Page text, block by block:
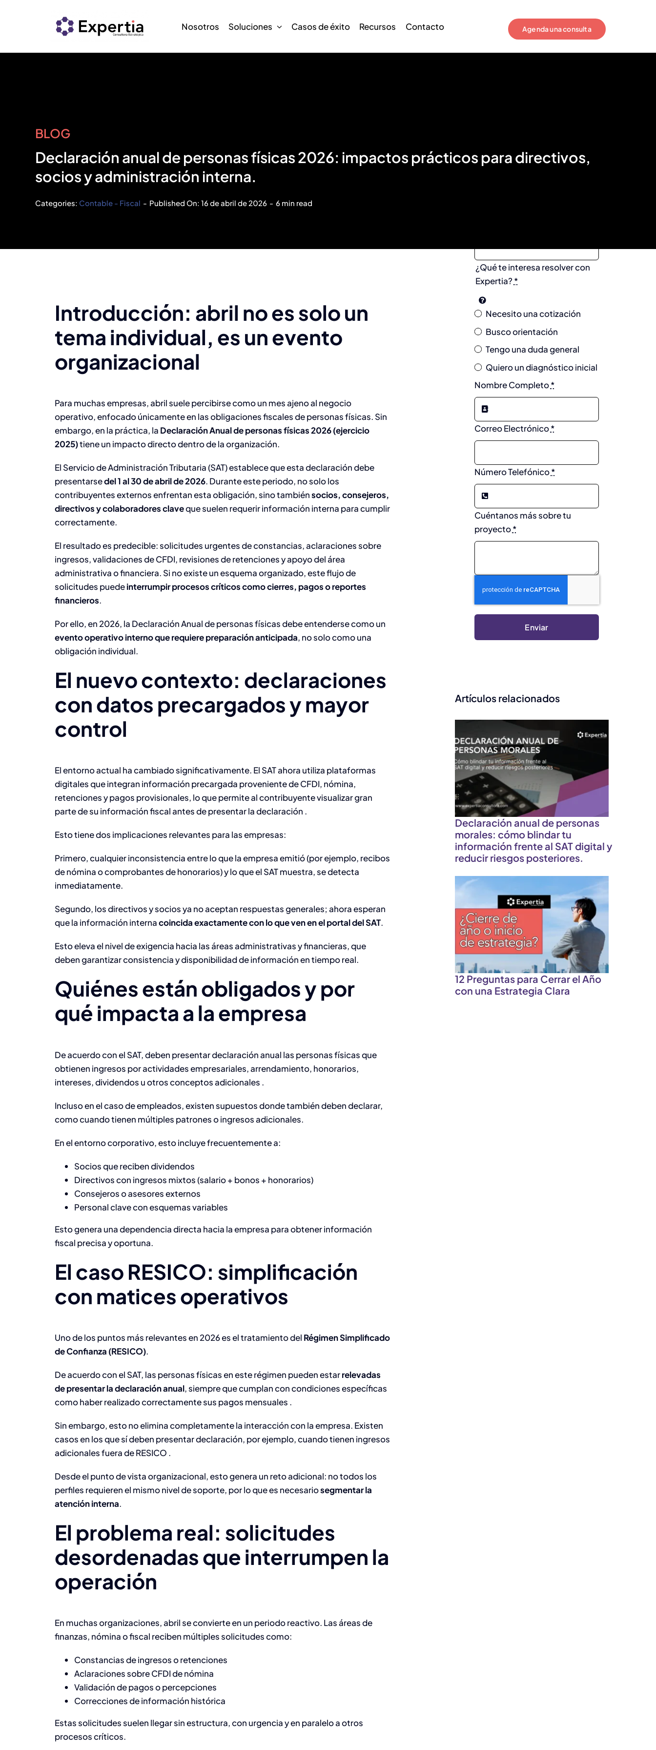
Nosotros Soluciones Casos de éxito Recursos Contacto Agenda una consulta
BLOG
Declaración anual de personas físicas 2026: impactos prácticos para directivos,
socios y administración interna.
Categories: Contable - Fiscal - Published On: 16 de abril de 2026 - 6 min read
Introducción: abril no es solo un
tema individual, es un evento
organizacional
Para muchas empresas, abril suele percibirse como un mes ajeno al negocio
operativo, enfocado únicamente en las obligaciones fiscales de personas físicas. Sin
embargo, en la práctica, la Declaración Anual de personas físicas 2026 (ejercicio
2025)tiene un impacto directo dentro de la organización.
El Servicio de Administración Tributaria (SAT) establece que esta declaración debe
presentarsedel 1 al 30 de abril de 2026. Durante este periodo, no solo los
contribuyentes externos enfrentan esta obligación, sino tambiénsocios, consejeros,
directivos y colaboradores claveque suelen requerir información interna para cumplir
correctamente.
El resultado es predecible: solicitudes urgentes de constancias, aclaraciones sobre
ingresos, validaciones de CFDI, revisiones de retenciones y apoyo del área
administrativa o financiera. Si no existe un esquema organizado, este flujo de
solicitudes puedeinterrumpir procesos críticos como cierres, pagos o reportes
financieros.
Por ello, en 2026, la Declaración Anual de personas físicas debe entenderse como un
evento operativo interno que requiere preparación anticipada, no solo como una
obligación individual.
El nuevo contexto: declaraciones
con datos precargados y mayor
control
El entorno actual ha cambiado significativamente. El SAT ahora utiliza plataformas
digitales que integran información precargada proveniente de CFDI, nómina,
retenciones y pagos provisionales, lo que permite al contribuyente visualizar gran
parte de su información fiscal antes de presentar la declaración .
Esto tiene dos implicaciones relevantes para las empresas:
Primero, cualquier inconsistencia entre lo que la empresa emitió (por ejemplo, recibos
de nómina o comprobantes de honorarios) y lo que el SAT muestra, se detecta
inmediatamente.
Segundo, los directivos y socios ya no aceptan respuestas generales; ahora esperan
que la información internacoincida exactamente con lo que ven en el portal del SAT.
Esto eleva el nivel de exigencia hacia las áreas administrativas y financieras, que
deben garantizar consistencia y disponibilidad de información en tiempo real.
Quiénes están obligados y por
qué impacta a la empresa
De acuerdo con el SAT, deben presentar declaración anual las personas físicas que
obtienen ingresos por actividades empresariales, arrendamiento, honorarios,
intereses, dividendos u otros conceptos adicionales .
Incluso en el caso de empleados, existen supuestos donde también deben declarar,
como cuando tienen múltiples patrones o ingresos adicionales.
En el entorno corporativo, esto incluye frecuentemente a:
Socios que reciben dividendos
Directivos con ingresos mixtos (salario + bonos + honorarios)
Consejeros o asesores externos
Personal clave con esquemas variables
Esto genera una dependencia directa hacia la empresa para obtener información
fiscal precisa y oportuna.
El caso RESICO: simplificación
con matices operativos
Uno de los puntos más relevantes en 2026 es el tratamiento del Régimen Simplificado
de Confianza (RESICO).
De acuerdo con el SAT, las personas físicas en este régimen pueden estarrelevadas
de presentar la declaración anual, siempre que cumplan con condiciones específicas
como haber realizado correctamente sus pagos mensuales .
Sin embargo, esto no elimina completamente la interacción con la empresa. Existen
casos en los que sí deben presentar declaración, por ejemplo, cuando tienen ingresos
adicionales fuera de RESICO .
Desde el punto de vista organizacional, esto genera un reto adicional: no todos los
perfiles requieren el mismo nivel de soporte, por lo que es necesariosegmentar la
atención interna.
El problema real: solicitudes
desordenadas que interrumpen la
operación
En muchas organizaciones, abril se convierte en un periodo reactivo. Las áreas de
finanzas, nómina o fiscal reciben múltiples solicitudes como:
Constancias de ingresos o retenciones
Aclaraciones sobre CFDI de nómina
Validación de pagos o percepciones
Correcciones de información histórica
Estas solicitudes suelen llegar sin estructura, con urgencia y en paralelo a otros
procesos críticos.
¿Qué te interesa resolver con
Expertia? *
Necesito una cotización
Busco orientación
Tengo una duda general
Quiero un diagnóstico inicial
Nombre Completo*
Correo Electrónico*
Número Telefónico*
Cuéntanos más sobre tu
proyecto*
Enviar
Artículos relacionados
Declaración anual
blindar tu
información frente
al SAT digital y
Contable - Fiscal
Declaración anual de personas
morales: cómo blindar tu
información frente al SAT digital y
reducir riesgos posteriores.
Cerrar el Año con
12 Preguntas para Cerrar el Año
con una Estrategia Clara